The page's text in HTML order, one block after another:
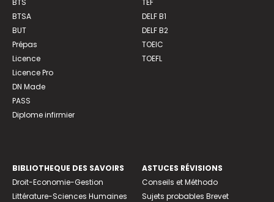
BTSA
BUT
Prépas
Licence
Licence Pro
DN Made
PASS
Diplome infirmier
DELF B1
DELF B2
TOEIC
TOEFL
BIBLIOTHEQUE DES SAVOIRS
Droit-Economie-Gestion
Littérature-Sciences Humaines
ASTUCES RÉVISIONS
Conseils et Méthodo
Sujets probables Brevet